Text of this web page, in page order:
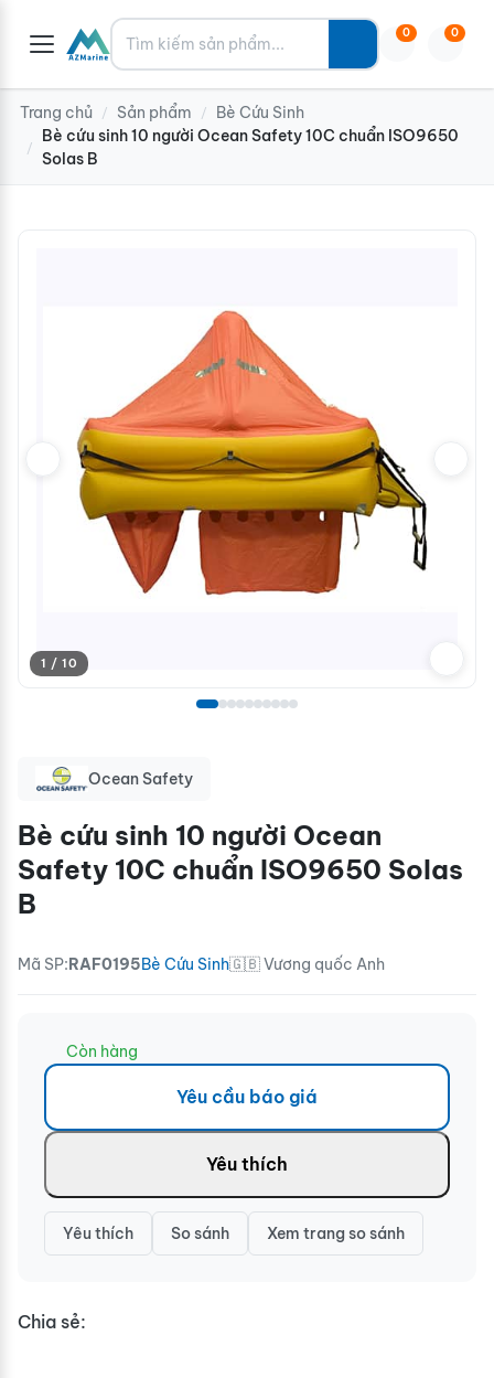
Tìm kiếm 0 0
Trang chủ / Sản phẩm / Bè Cứu Sinh
/
Bè cứu sinh 10 người Ocean Safety 10C chuẩn ISO9650
Solas B
1 / 10
Ocean Safety
Bè cứu sinh 10 người Ocean
Safety 10C chuẩn ISO9650 Solas
B
Mã SP:RAF0195Bè Cứu Sinh🇬🇧 Vương quốc Anh
Còn hàng
Yêu cầu báo giá
Yêu thích
Yêu thích So sánh Xem trang so sánh
Chia sẻ: